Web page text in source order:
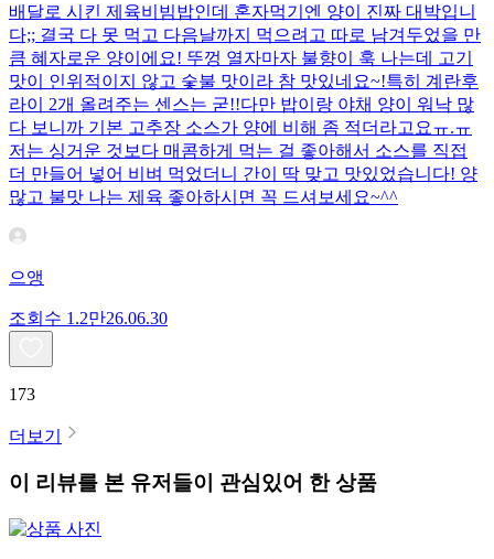
배달로 시킨 제육비빔밥인데 혼자먹기엔 양이 진짜 대박입니
다;; 결국 다 못 먹고 다음날까지 먹으려고 따로 남겨두었을 만
큼 혜자로운 양이에요! 뚜껑 열자마자 불향이 훅 나는데 고기
맛이 인위적이지 않고 숯불 맛이라 참 맛있네요~!특히 계란후
라이 2개 올려주는 센스는 굳!! ​다만 밥이랑 야채 양이 워낙 많
다 보니까 기본 고추장 소스가 양에 비해 좀 적더라고요ㅠ.ㅠ
저는 싱거운 것보다 매콤하게 먹는 걸 좋아해서 소스를 직접
더 만들어 넣어 비벼 먹었더니 간이 딱 맞고 맛있었습니다! 양
많고 불맛 나는 제육 좋아하시면 꼭 드셔보세요~^^
으앵
조회수 1.2만26.06.30
173
더보기
이 리뷰를 본 유저들이 관심있어 한 상품